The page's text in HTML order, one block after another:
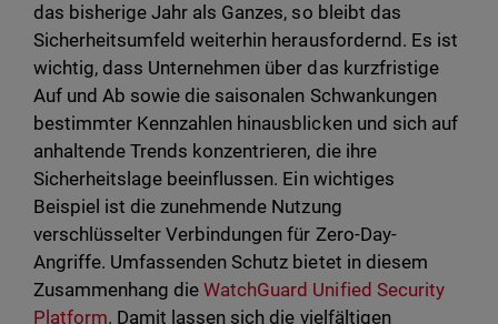
das bisherige Jahr als Ganzes, so bleibt das
Sicherheitsumfeld weiterhin herausfordernd. Es ist
wichtig, dass Unternehmen über das kurzfristige
Auf und Ab sowie die saisonalen Schwankungen
bestimmter Kennzahlen hinausblicken und sich auf
anhaltende Trends konzentrieren, die ihre
Sicherheitslage beeinflussen. Ein wichtiges
Beispiel ist die zunehmende Nutzung
verschlüsselter Verbindungen für Zero-Day-
Angriffe. Umfassenden Schutz bietet in diesem
Zusammenhang dieWatchGuard Unified Security
Platform. Damit lassen sich die vielfältigen